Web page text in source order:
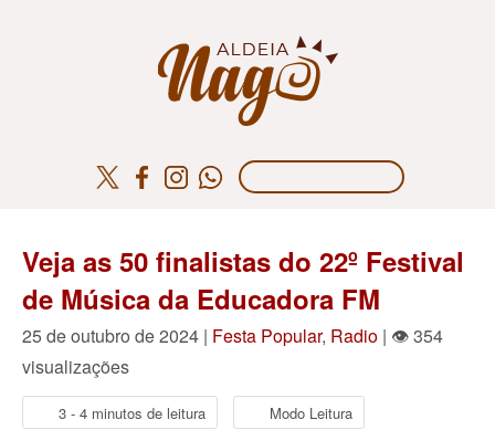
Veja as 50 finalistas do 22º Festival
de Música da Educadora FM
25 de outubro de 2024 | Festa Popular, Radio | 👁 354
visualizações
3 - 4 minutos de leitura Modo Leitura